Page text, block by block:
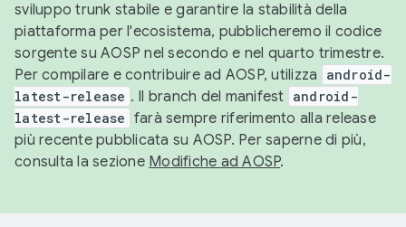
sviluppo trunk stabile e garantire la stabilità della
piattaforma per l'ecosistema, pubblicheremo il codice
sorgente su AOSP nel secondo e nel quarto trimestre.
Per compilare e contribuire ad AOSP, utilizza
android-
latest-release . Il branch del manifest android-
latest-release farà sempre riferimento alla release
più recente pubblicata su AOSP. Per saperne di più,
consulta la sezione Modifiche ad AOSP.